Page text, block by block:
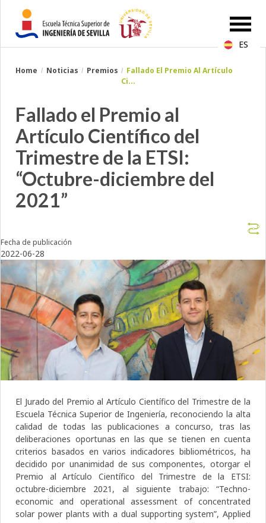
Breadcrumbs
You
Home Noticias Premios
Fallado El Premio Al Artículo
Ci...
Fallado el Premio al
Artículo Científico del
Trimestre de la ETSI:
“Octubre-diciembre del
2021”
Fecha de publicación
2022-06-28
El Jurado del Premio al Artículo Científico del Trimestre de la
Escuela Técnica Superior de Ingeniería, reconociendo la alta
calidad de todas las publicaciones a concurso, tras las
deliberaciones oportunas en las que se tienen en cuenta
criterios basados en varios indicadores bibliométricos, ha
decidido por unanimidad de sus componentes, otorgar el
Premio al Artículo Científico del Trimestre de la ETSI:
octubre-diciembre 2021, al siguiente trabajo: “Techno-
economic and operational assessment of concentrated
solar power plants with a dual supporting system”, Applied
ES